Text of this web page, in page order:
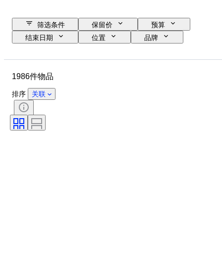
筛选条件 保留价
预算
结束日期
位置
品牌
签名
带配件
1986件物品
排序 关联